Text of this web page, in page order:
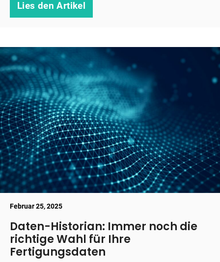
Lies den Artikel
Februar 25, 2025
Daten-Historian: Immer noch die
richtige Wahl für Ihre
Fertigungsdaten